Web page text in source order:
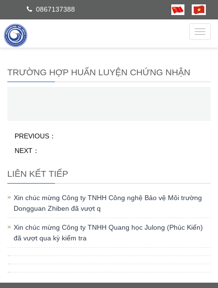
0867137388
dẫn
TRƯỜNG HỢP HUẤN LUYỆN CHỨNG NHẬN
PREVIOUS：
NEXT：
LIÊN KẾT TIẾP
Xin chúc mừng Công ty TNHH Công nghệ Bảo vệ Môi trường
Dongguan Zhiben đã vượt q
Xin chúc mừng Công ty TNHH Quang học Julong (Phúc Kiến)
đã vượt qua kỳ kiểm tra